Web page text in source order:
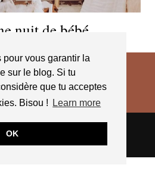
vous garantir la
sur le blog. Si tu
que tu acceptes
Bisou !
Learn more
OK
nuit de bébé …
BYpipdig